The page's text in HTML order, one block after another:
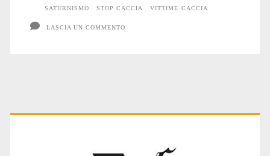
SATURNISMO
STOP CACCIA VITTIME CACCIA
LASCIA UN COMMENTO
Primary